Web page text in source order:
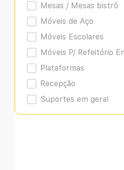
Mesas / Mesas bistrô
Móveis de Aço
Móveis Escolares
Móveis P/ Refeitório
Plataformas
Recepção
Suportes em geral